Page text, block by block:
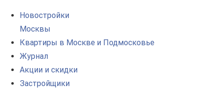
Новостройки
Москвы
Квартиры в Москве и Подмосковье
Журнал
Акции и скидки
Застройщики